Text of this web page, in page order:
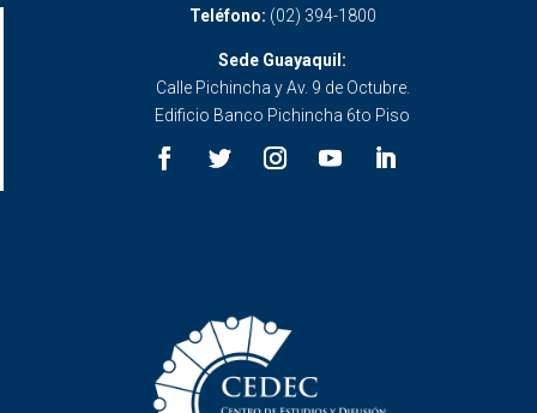
Teléfono: (02) 394-1800
Sede Guayaquil:
Calle Pichincha y Av. 9 de Octubre.
Edificio Banco Pichincha 6to Piso